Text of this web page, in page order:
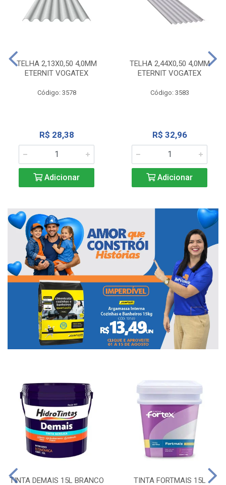
TELHA 2,13X0,50 4,0MM
ETERNIT VOGATEX
Código: 3578
R$ 28,38
Adicionar
TELHA 2,44X0,50 4,0MM
ETERNIT VOGATEX
Código: 3583
R$ 32,96
Adicionar
TINTA DEMAIS 15L BRANCO TINTA FORTMAIS 15L